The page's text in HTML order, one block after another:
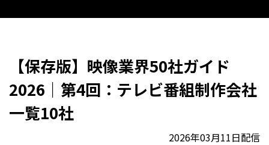
【保存版】映像業界50社ガイド
2026｜第4回：テレビ番組制作会社
一覧10社
2026年03月11日配信